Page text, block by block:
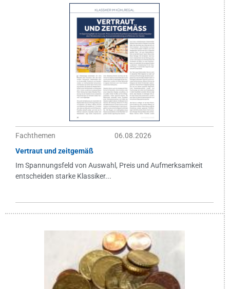
Fachthemen
06.08.2026
Vertraut und zeitgemäß
Im Spannungsfeld von Auswahl, Preis und Aufmerksamkeit
entscheiden starke Klassiker...